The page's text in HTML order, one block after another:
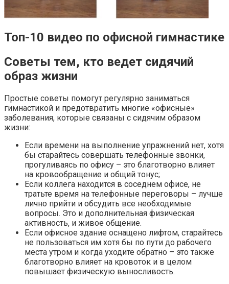
Топ-10 видео по офисной гимнастике
Советы тем, кто ведет сидячий
образ жизни
Простые советы помогут регулярно заниматься
гимнастикой и предотвратить многие «офисные»
заболевания, которые связаны с сидячим образом
жизни:
Если времени на выполнение упражнений нет, хотя
бы старайтесь совершать телефонные звонки,
прогуливаясь по офису – это благотворно влияет
на кровообращение и общий тонус;
Если коллега находится в соседнем офисе, не
тратьте время на телефонные переговоры – лучше
лично прийти и обсудить все необходимые
вопросы. Это и дополнительная физическая
активность, и живое общение.
Если офисное здание оснащено лифтом, старайтесь
не пользоваться им хотя бы по пути до рабочего
места утром и когда уходите обратно – это также
благотворно влияет на кровоток и в целом
повышает физическую выносливость.